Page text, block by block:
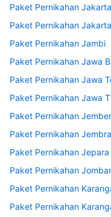
Paket Pernikahan
Paket Pernikahan
Paket Pernikahan Jambi
Paket Pernikahan Jawa
Paket Pernikahan Jawa
Paket Pernikahan Jawa
Paket Pernikahan Jember
Paket Pernikahan
Paket Pernikahan Jepara
Paket Pernikahan
Paket Pernikahan
Paket Pernikahan